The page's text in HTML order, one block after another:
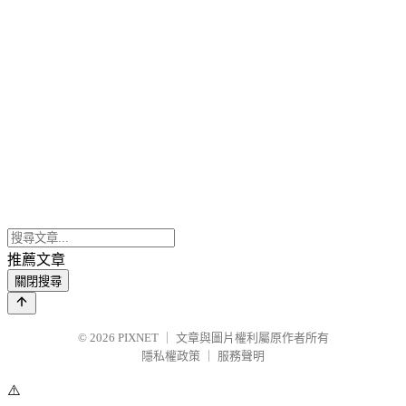
推薦文章
關閉搜尋
© 2026 PIXNET
文章與圖片權利屬原作者所有
隱私權政策
服務聲明
⚠️